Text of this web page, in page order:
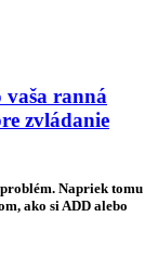
vaša ranná
zvládanie
Napriek tomu
ako si ADD alebo